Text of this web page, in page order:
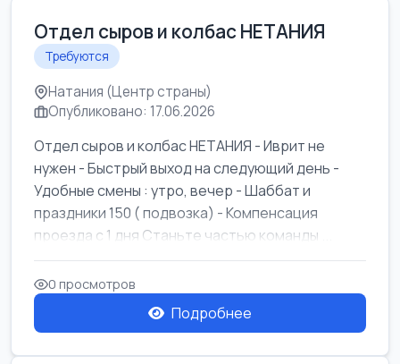
Отдел сыров и колбас НЕТАНИЯ
Требуются
Натания (Центр страны)
Опубликовано: 17.06.2026
Отдел сыров и колбас НЕТАНИЯ - Иврит не
нужен - Быстрый выход на следующий день -
Удобные смены : утро, вечер - Шаббат и
праздники 150 ( подвозка) - Компенсация
проезда с 1 дня Станьте частью команды ...
0 просмотров
Подробнее